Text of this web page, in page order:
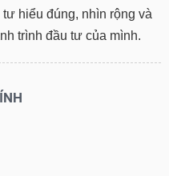
hiểu đúng, nhìn rộng và
trình đầu tư của mình.